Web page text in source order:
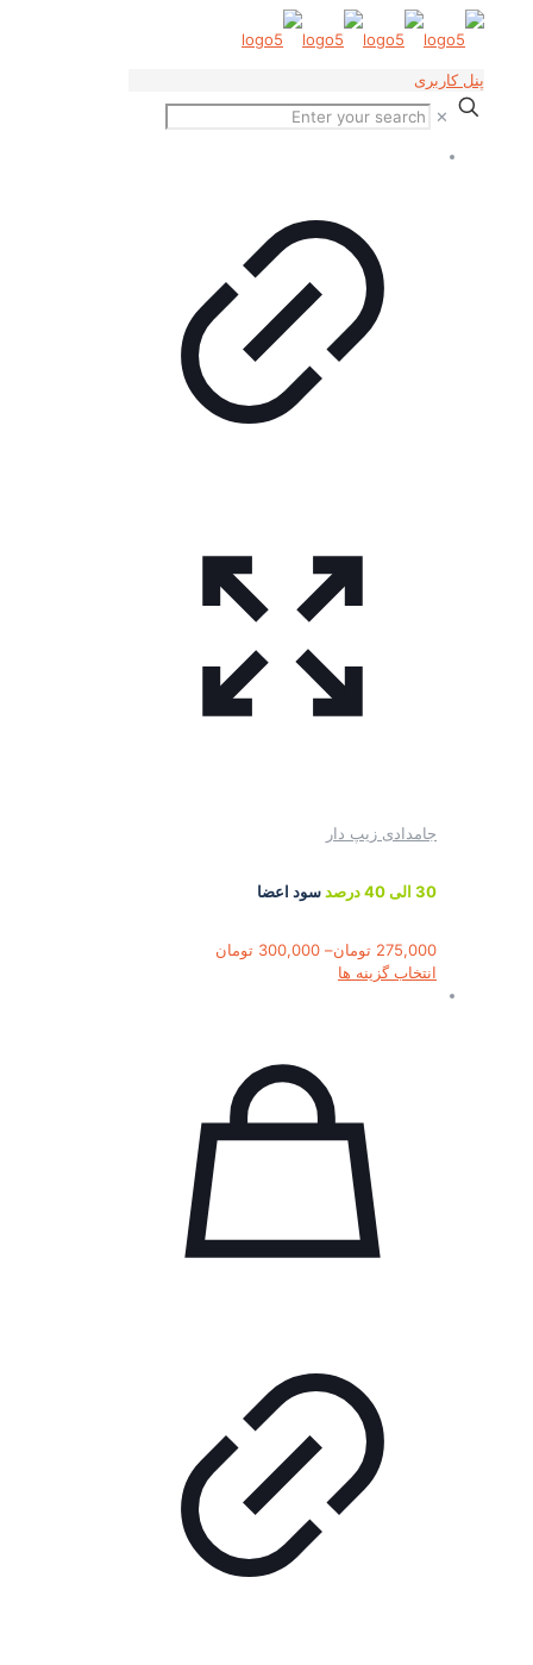
پنل کاربری
✕
جامدادی زیپ دار
30 الی 40 درصد سود اعضا
275,000 تومان–
300,000 تومان
انتخاب گزینه ها
variants.
The
options
may
product